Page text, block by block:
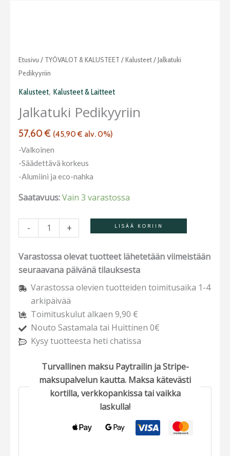
Etusivu / TYÖVALOT & KALUSTEET /Kalusteet/ Jalkatuki
Pedikyyriin
Kalusteet, Kalusteet & Laitteet
Jalkatuki Pedikyyriin
57,60€ (45,90€ alv. 0%)
-Valkoinen
-Säädettävä korkeus
-Alumiini ja eco-nahka
Saatavuus:Vain 3 varastossa
-
Jalkatuki
pedikyyriin
määrä
+ LISÄÄ KORIIN
Varastossa olevat tuotteet lähetetään viimeistään
seuraavana päivänä tilauksesta
Varastossa olevien tuotteiden toimitusaika 1-4
arkipäivää
Toimituskulut alkaen 9,90 €
Nouto Sastamala tai Huittinen 0€
Kysy tuotteesta heti chatissa
Turvallinen maksu Paytrailin ja Stripe-
maksupalvelun kautta. Maksa kätevästi
kortilla, verkkopankissa tai vaikka
laskulla!